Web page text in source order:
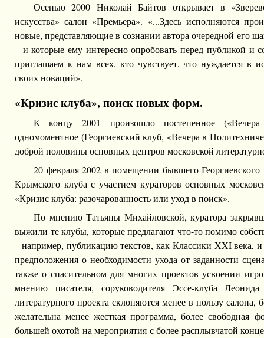
Осенью 2000 Николай Байтов открывает в
искусства» салон «Премьера». «...Здесь исполняются
новые, представляющие в сознании автора очередной его
– и которые ему интересно опробовать перед публикой
приглашаем к нам всех, кто чувствует, что нуждается в
своих новаций».
«Кризис клуба», поиск новых форм.
К концу 2001 произошло постепенное
одномоментное (Георгиевский клуб, «Вечера в
доброй половины основных центров московской
20 февраля 2002 в помещении бывшего
Крымского клуба с участием кураторов основных
«Кризис клуба: разочарованность или уход в поиск».
По мнению Татьяны Михайловской, куратора
выжили те клубы, которые предлагают что-то помимо
– например, публикацию текстов, как Классики XXI века,
предположения о необходимости ухода от заданности
также о спасительном для многих проектов усвоении
мнению писателя, соруководителя Эссе-клуба
литературного проекта склоняются менее в пользу салона,
желательна менее жесткая программа, более
большей охотой на мероприятия с более расплывчатой